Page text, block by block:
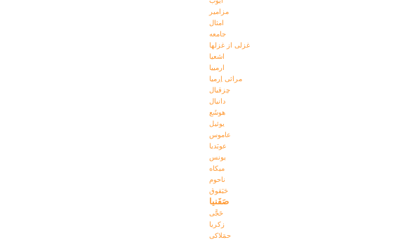
مزامير
امثال
جامعه
غزلی از غزلها
اشعيا
ارمييا
مراثی اِرميا
حِزقيال
دانيال
هوشَع
يوئيل
عاموس
عوبَديا
يونس
ميکاه
ناحوم
حَبَقوق
صَفَنيا
حَجَّی
زکريا
حمَلاکی